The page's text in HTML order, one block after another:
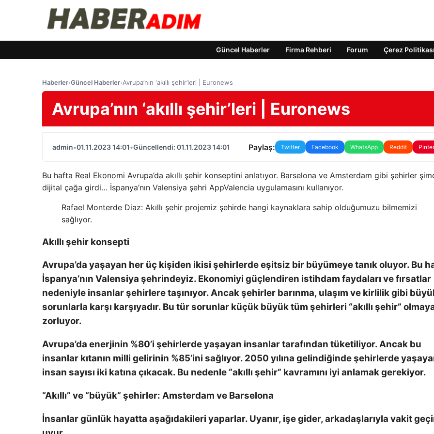
Güncel Haberler Firma Rehberi Forum Çerez Politikası
Haberler›Güncel Haberler›Avrupa’nın ‘akıllı şehir’leri | Euronews
Avrupa’nın ‘akıllı şehir’leri | Euronews
admin•01.11.2023 14:01•Güncellendi: 01.11.2023 14:01 Paylaş: Twitter Facebook WhatsApp Reddit
Bu hafta Real Ekonomi Avrupa’da akıllı şehir konseptini anlatıyor. Barselona ve Amsterdam gibi şehirler
dijital çağa girdi… İspanya’nın Valensiya şehri AppValencia uygulamasını kullanıyor.
Rafael Monterde Diaz: Akıllı şehir projemiz şehirde hangi kaynaklara sahip olduğumuzu bilmemizi
sağlıyor.
Akıllı şehir konsepti
Avrupa’da yaşayan her üç kişiden ikisi şehirlerde eşitsiz bir büyümeye tanık oluyor. Bu
İspanya’nın Valensiya şehrindeyiz. Ekonomiyi güçlendiren istihdam faydaları ve fırsatlar
nedeniyle insanlar şehirlere taşınıyor. Ancak şehirler barınma, ulaşım ve kirlilik gibi
sorunlarla karşı karşıyadır. Bu tür sorunlar küçük büyük tüm şehirleri “akıllı şehir”
zorluyor.
Avrupa’da enerjinin %80’i şehirlerde yaşayan insanlar tarafından tüketiliyor. Ancak bu
insanlar kıtanın milli gelirinin %85’ini sağlıyor. 2050 yılına gelindiğinde şehirlerde
insan sayısı iki katına çıkacak. Bu nedenle “akıllı şehir” kavramını iyi anlamak gerekiyor.
“Akıllı” ve “büyük” şehirler: Amsterdam ve Barselona
İnsanlar günlük hayatta aşağıdakileri yaparlar. Uyanır, işe gider, arkadaşlarıyla vakit